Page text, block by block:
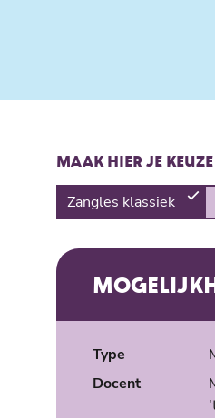
MAAK HIER JE KEUZE
Zangles klassiek
Type
Docent